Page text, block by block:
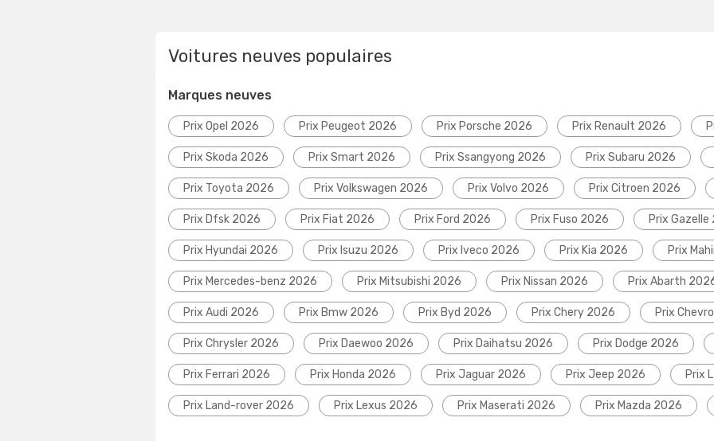
Voitures neuves populaires
Marques neuves
Prix Opel 2026 Prix Peugeot 2026 Prix Porsche 2026 Prix Renault 2026
Prix Skoda 2026 Prix Smart 2026 Prix Ssangyong 2026 Prix Subaru 2026
Prix Toyota 2026 Prix Volkswagen 2026 Prix Volvo 2026 Prix Citroen 2026
Prix Dfsk 2026 Prix Fiat 2026 Prix Ford 2026 Prix Fuso 2026 Prix Gazelle
Prix Hyundai 2026 Prix Isuzu 2026 Prix Iveco 2026 Prix Kia 2026 Prix
Prix Mercedes-benz 2026 Prix Mitsubishi 2026 Prix Nissan 2026 Prix Abarth
Prix Audi 2026 Prix Bmw 2026 Prix Byd 2026 Prix Chery 2026 Prix
Prix Chrysler 2026 Prix Daewoo 2026 Prix Daihatsu 2026 Prix Dodge 2026
Prix Ferrari 2026 Prix Honda 2026 Prix Jaguar 2026 Prix Jeep 2026 Prix
Prix Land-rover 2026 Prix Lexus 2026 Prix Maserati 2026 Prix Mazda 2026